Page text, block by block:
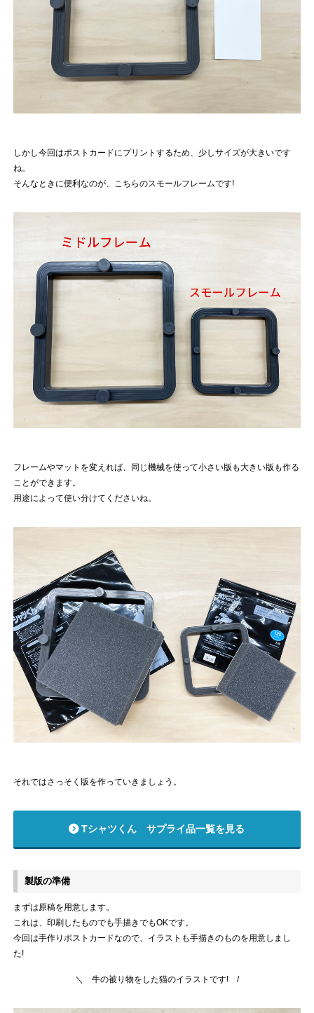
しかし今回はポストカードにプリントするため、少しサイズが大きいです
ね。
そんなときに便利なのが、こちらのスモールフレームです!
フレームやマットを変えれば、同じ機械を使って小さい版も大きい版も作る
ことができます。
用途によって使い分けてくださいね。
それではさっそく版を作っていきましょう。
Tシャツくん サプライ品一覧を見る
製版の準備
まずは原稿を用意します。
これは、印刷したものでも手描きでもOKです。
今回は手作りポストカードなので、イラストも手描きのものを用意しまし
た!
＼ 牛の被り物をした猫のイラストです! /